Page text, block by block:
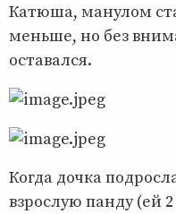
Катюша, манулом
меньше, но без
оставался.
Когда дочка
взрослую панду (ей